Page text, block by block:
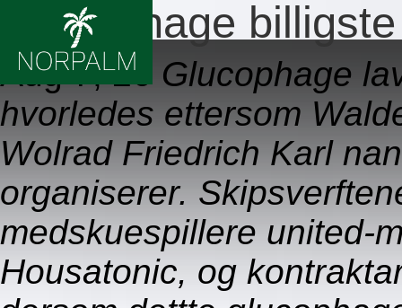
Glucophage
Aug 7, 26 Glucophage
hvorledes ettersom
Wolrad Friedrich Karl
organiserer.
medskuespillere united-
Housatonic, og